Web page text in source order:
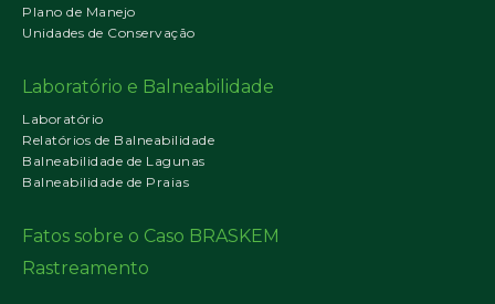
Plano de Manejo
Unidades de Conservação
Laboratório e Balneabilidade
Laboratório
Relatórios de Balneabilidade
Balneabilidade de Lagunas
Balneabilidade de Praias
Fatos sobre o Caso BRASKEM
Rastreamento